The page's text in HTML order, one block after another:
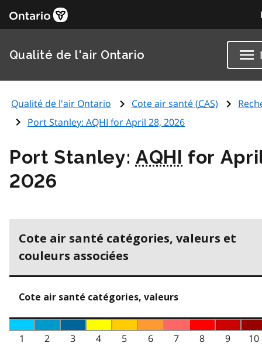
Qualité de l'air Ontario
Qualité de l'air Ontario Cote air santé (CAS)
Port Stanley:AQHI for April 28, 2026
Port Stanley: AQHI for
2026
Cote air santé catégories, valeurs et
couleurs associées
Cote air santé catégories, valeurs
1 2 3 4 5 6 7 8 9
10